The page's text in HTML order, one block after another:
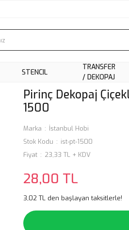
STENCIL
TRANSFER
/ DEKOPAJ
Pirinç Dekopaj
1500
Marka
İstanbul Hobi
Stok Kodu
ist-pt-1500
Fiyat
23,33 TL + KDV
28,00 TL
3,02 TL den başlayan taksitlerle!